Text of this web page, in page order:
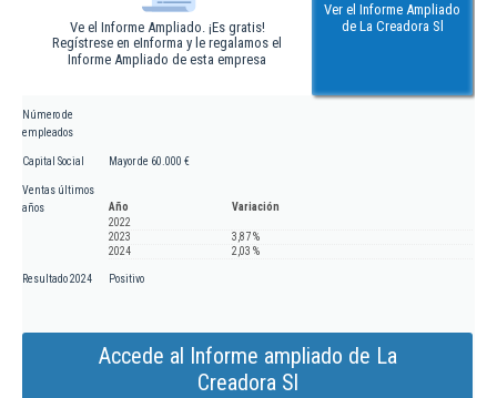
Ve el Informe Ampliado. ¡Es gratis!
Regístrese en eInforma y le regalamos el
Informe Ampliado de esta empresa
Ver el Informe Ampliado
de La Creadora Sl
Número de
empleados
Capital Social Mayor de 60.000 €
Ventas últimos
años
Año
Variación
2022
2023
3,87 %
2024
2,03 %
Resultado 2024 Positivo
Accede al Informe ampliado de La
Creadora Sl